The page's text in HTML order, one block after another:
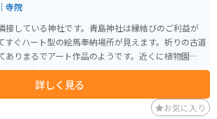
寺院
接している神社です。青島神社は縁結びのご利益が
すぐハート型の絵馬奉納場所が見えます。祈りの古道
ありまるでアート作品のようです。近くに植物園が
あり、約千二百年前からの奉祀が示唆されていま
藩主伊東家によって支持され、現在では多くの人々
全などのご利益
詳しく見る
お気に入り